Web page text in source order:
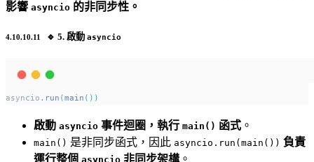
影響 asyncio 的非同步性。
🔹 5. 啟動 asyncio
asyncio . run (main ())
啟動 asyncio 事件迴圈，執行 main() 函式 。
main() 是非同步函式，因此 asyncio.run(main()) 負責
運行整個 asyncio 非同步架構。